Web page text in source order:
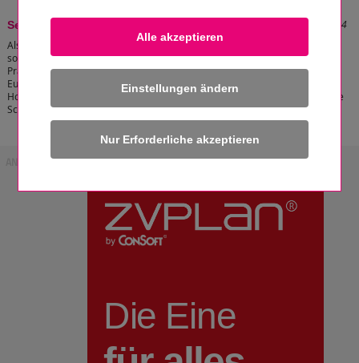
Einstellungen ändern
Stand: 07.04.2026 22:39:04
Seltene Erden
Als Seltene Erden werden die Gruppe der
sogenannten Lanthanoiden (Lanthan, Cer,
Praseodym, Neodym, Promethium, Samarium,
Europium, Gadolinium, Terbium, Dysprosium,
Holmium, Erbium, Thulium, Ytterbium, Lutetium) sowie die beiden Elemente
Scandium und Yttrium bezeichnet.[zum Artikel]